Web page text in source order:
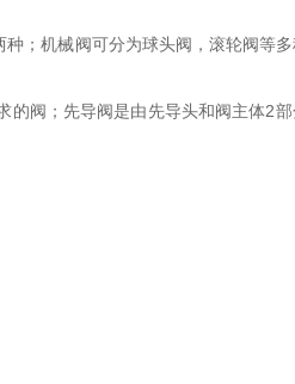
；机械阀可分为球头阀，滚轮阀等
阀；先导阀是由先导头和阀主体2部